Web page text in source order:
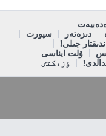
دىزەتەر
سپورت
جىلى!
ۇلت ايناسى
ٶزەكتٸ